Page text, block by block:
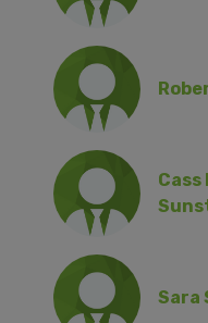
Cass
Sara